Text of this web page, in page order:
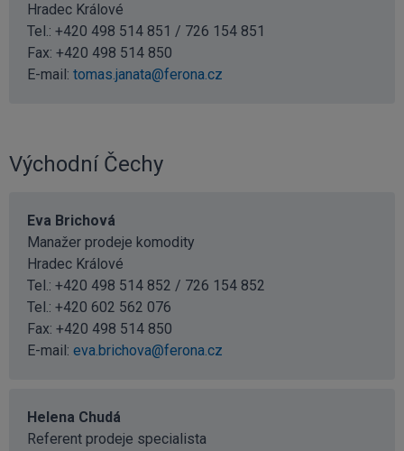
Hradec Králové
Tel.: +420 498 514 851 / 726 154 851
Fax: +420 498 514 850
E-mail: tomas.janata@ferona.cz
Východní Čechy
Eva Brichová
Manažer prodeje komodity
Hradec Králové
Tel.: +420 498 514 852 / 726 154 852
Tel.: +420 602 562 076
Fax: +420 498 514 850
E-mail: eva.brichova@ferona.cz
Helena Chudá
Referent prodeje specialista